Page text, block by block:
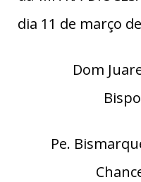
dia 11 de março
Dom
Pe.